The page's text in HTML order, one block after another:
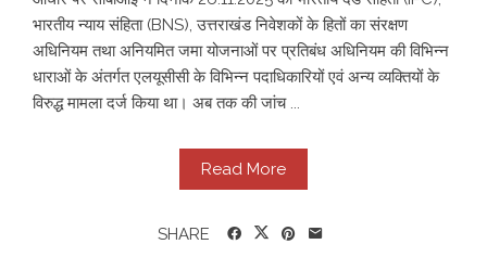
भारतीय न्याय संहिता (BNS), उत्तराखंड निवेशकों के हितों का संरक्षण
अधिनियम तथा अनियमित जमा योजनाओं पर प्रतिबंध अधिनियम की विभिन्न
धाराओं के अंतर्गत एलयूसीसी के विभिन्न पदाधिकारियों एवं अन्य व्यक्तियों के
विरुद्ध मामला दर्ज किया था। अब तक की जांच ...
Read More
SHARE